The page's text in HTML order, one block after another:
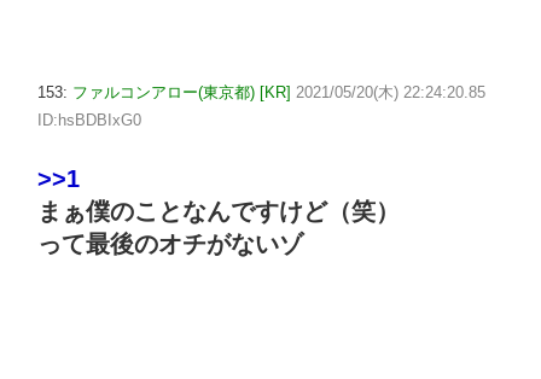
153: ファルコンアロー(東京都) [KR] 2021/05/20(木) 22:24:20.85
ID:hsBDBIxG0
>>1
まぁ僕のことなんですけど（笑）
って最後のオチがないゾ